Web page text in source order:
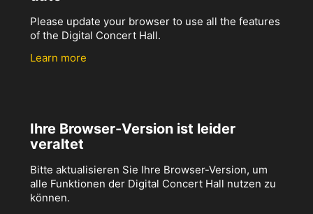
Please update your browser to use all the features
of the Digital Concert Hall.
Learn more
Ihre Browser-Version ist leider
veraltet
Bitte aktualisieren Sie Ihre Browser-Version, um
alle Funktionen der Digital Concert Hall nutzen zu
können.